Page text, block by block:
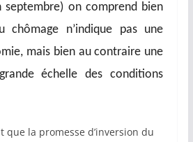
on comprend bien
chômage n’indique pas une
mais bien au contraire une
échelle des conditions
que la promesse d’inversion du